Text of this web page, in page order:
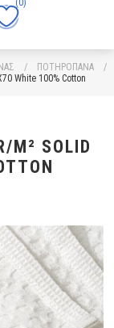
(0)
/ ΠΟΤΗΡΟΠΑΝΑ
/
White 100% Cotton
SOLID